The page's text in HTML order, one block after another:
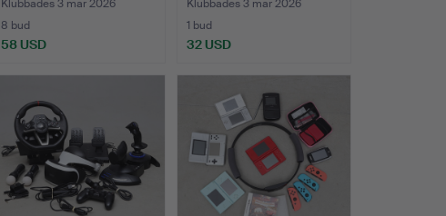
Klubbades 3 mar 2026
8 bud
58 USD
Klubbades 3 mar 2026
1 bud
32 USD